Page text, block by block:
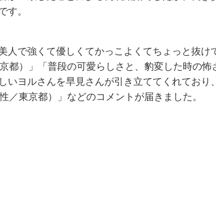
す。
人で強くて優しくてかっこよくてちょっと抜け
京都）」「普段の可愛らしさと、豹変した時の
いヨルさんを早見さんが引き立ててくれており
／東京都）」などのコメントが届きました。